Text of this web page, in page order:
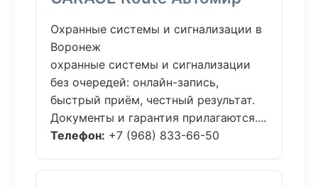
Охранные системы и сигнализации в
Воронеж
охранные системы и сигнализации
без очередей: онлайн-запись,
быстрый приём, честный результат.
Документы и гарантия прилагаются....
Телефон: +7 (968) 833-66-50